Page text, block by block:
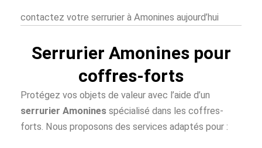
contactez votre serrurier à Amonines aujourd’hui
Serrurier Amonines pour
coffres-forts
Protégez vos objets de valeur avec l’aide d’un
serrurier Amonines spécialisé dans les coffres-
forts. Nous proposons des services adaptés pour :